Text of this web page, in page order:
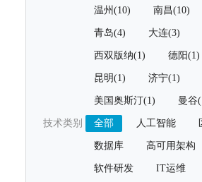
温州(10) 南昌(10)
青岛(4) 大连(3)
西双版纳(1) 德阳(1)
昆明(1) 济宁(1)
美国奥斯汀(1) 曼谷
技术类别 全部 人工智能
数据库 高可用架构
软件研发 IT运维